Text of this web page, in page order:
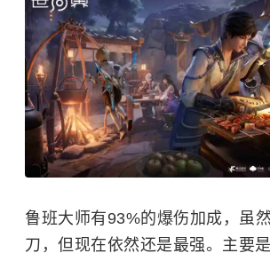
鲁班大师有93%的爆伤加成，虽
刀，但现在依然还是最强。主要